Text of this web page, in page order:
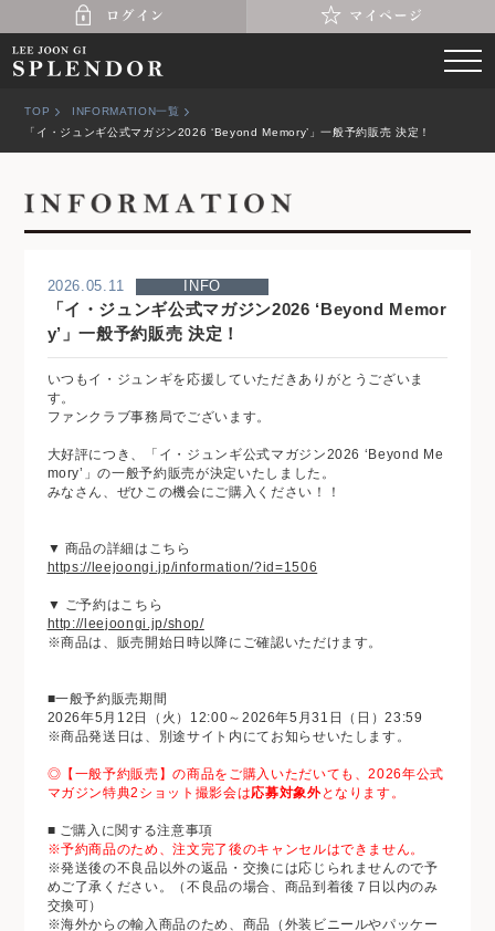
TOP
INFORMATION一覧
「イ・ジュンギ公式マガジン2026 ‘Beyond Memory’」一般予約販売 決定！
2026.05.11 INFO
「イ・ジュンギ公式マガジン2026 ‘Beyond Memor
y’」一般予約販売 決定！
いつもイ・ジュンギを応援していただきありがとうございま
す。
ファンクラブ事務局でございます。
大好評につき、「イ・ジュンギ公式マガジン2026 ‘Beyond Me
mory’」の一般予約販売が決定いたしました。
みなさん、ぜひこの機会にご購入ください！！
▼ 商品の詳細はこちら
https://leejoongi.jp/information/?id=1506
▼ ご予約はこちら
http://leejoongi.jp/shop/
※商品は、販売開始日時以降にご確認いただけます。
■一般予約販売期間
2026年5月12日（火）12:00～2026年5月31日（日）23:59
※商品発送日は、別途サイト内にてお知らせいたします。
◎【一般予約販売】の商品をご購入いただいても、2026年公式
マガジン特典2ショット撮影会は応募対象外となります。
■ ご購入に関する注意事項
※予約商品のため、注文完了後のキャンセルはできません。
※発送後の不良品以外の返品・交換には応じられませんので予
めご了承ください。（不良品の場合、商品到着後７日以内のみ
交換可）
※海外からの輸入商品のため、商品（外装ビニールやパッケー